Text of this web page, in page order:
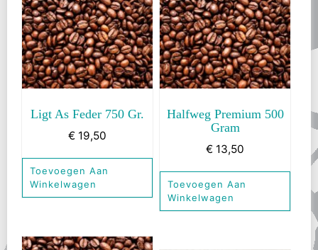
Ligt As Feder 750 Gr.
€ 19,50
Toevoegen Aan
Winkelwagen
Halfweg Premium 500
Gram
€ 13,50
Toevoegen Aan
Winkelwagen